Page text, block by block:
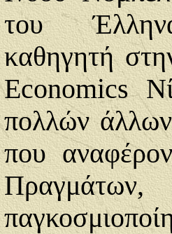
του
καθηγητή
Economics
πολλών
που